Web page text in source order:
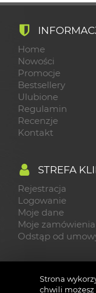
Home
Nowości
Promocje
Bestsellery
Ulubione
Regulamin
Recenzje
Kontakt
STREFA
Rejestracja
Logowanie
Moje dane
Moje zamówienia
Odstąp od
KONTAKT
Strona
chwili